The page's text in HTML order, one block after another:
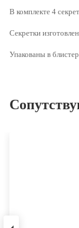
В комплекте 4
Секретки
Упакованы в